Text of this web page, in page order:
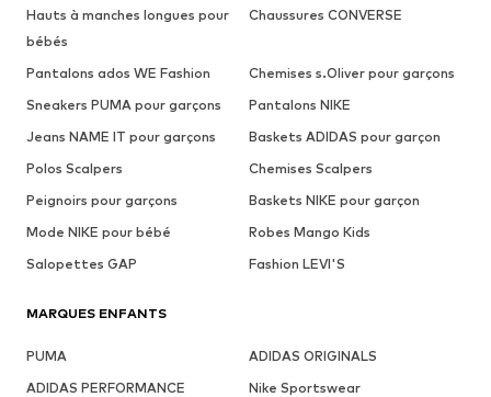
Hauts à manches longues pour
bébés
Chaussures CONVERSE
Pantalons ados WE Fashion
Chemises s.Oliver pour garçons
Sneakers PUMA pour garçons
Pantalons NIKE
Jeans NAME IT pour garçons
Baskets ADIDAS pour garçon
Polos Scalpers
Chemises Scalpers
Peignoirs pour garçons
Baskets NIKE pour garçon
Mode NIKE pour bébé
Robes Mango Kids
Salopettes GAP
Fashion LEVI'S
MARQUES ENFANTS
PUMA
ADIDAS ORIGINALS
ADIDAS PERFORMANCE
Nike Sportswear